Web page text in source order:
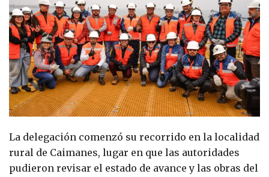
La delegación comenzó su recorrido en la localidad
rural de Caimanes, lugar en que las autoridades
pudieron revisar el estado de avance y las obras del